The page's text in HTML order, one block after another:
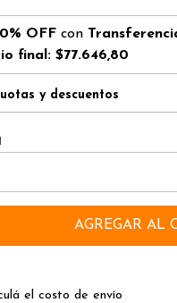
OFF con
final: $77.646,80
y descuentos
AGREGAR AL
el costo de envío